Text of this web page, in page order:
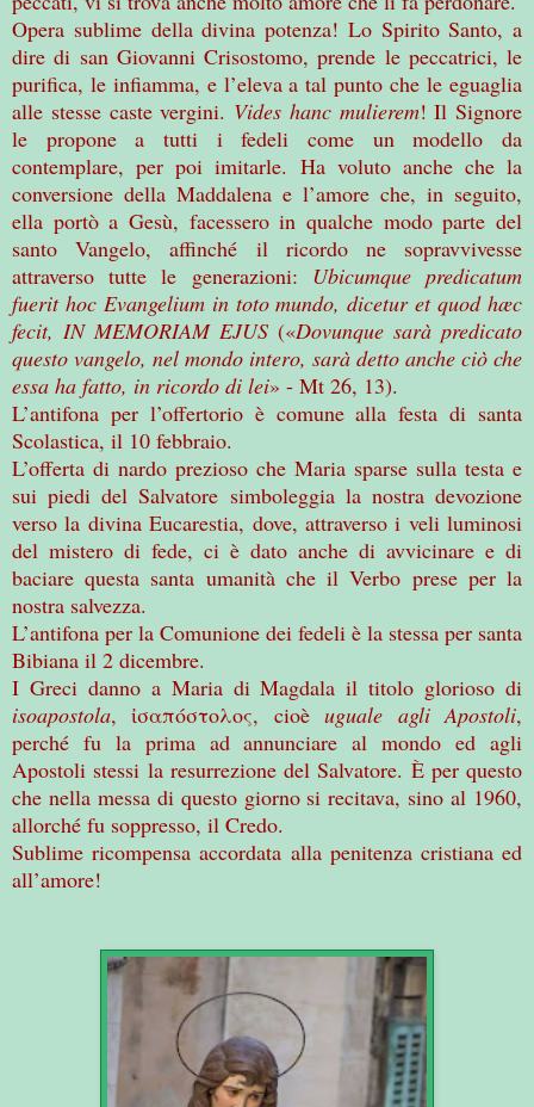
Opera sublime della divina potenza! Lo Spirito Santo, a
dire di san Giovanni Crisostomo, prende le peccatrici, le
purifica, le infiamma, e l’eleva a tal punto che le eguaglia
alle stesse caste vergini. Vides hanc mulierem! Il Signore
le propone a tutti i fedeli come un modello da
contemplare, per poi imitarle. Ha voluto anche che la
conversione della Maddalena e l’amore che, in seguito,
ella portò a Gesù, facessero in qualche modo parte del
santo Vangelo, affinché il ricordo ne sopravvivesse
attraverso tutte le generazioni: Ubicumque predicatum
fuerit hoc Evangelium in toto mundo, dicetur et quod hæc
fecit, IN MEMORIAM EJUS («Dovunque sarà predicato
questo vangelo, nel mondo intero, sarà detto anche ciò che
essa ha fatto, in ricordo di lei» - Mt 26, 13).
L’antifona per l’offertorio è comune alla festa di santa
Scolastica, il 10 febbraio.
L’offerta di nardo prezioso che Maria sparse sulla testa e
sui piedi del Salvatore simboleggia la nostra devozione
verso la divina Eucarestia, dove, attraverso i veli luminosi
del mistero di fede, ci è dato anche di avvicinare e di
baciare questa santa umanità che il Verbo prese per la
nostra salvezza.
L’antifona per la Comunione dei fedeli è la stessa per santa
Bibiana il 2 dicembre.
I Greci danno a Maria di Magdala il titolo glorioso di
isoapostola,ἰσαπόστολος, cioèuguale agli Apostoli,
perché fu la prima ad annunciare al mondo ed agli
Apostoli stessi la resurrezione del Salvatore. È per questo
che nella messa di questo giorno si recitava, sino al 1960,
allorché fu soppresso, il Credo.
Sublime ricompensa accordata alla penitenza cristiana ed
all’amore!